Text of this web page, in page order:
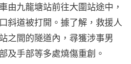
由九龍塘站前往大圍站途中，
斜道被打開。據了解，救援人
之間的隧道內，尋獲涉事男
及手部等多處燒傷重創。